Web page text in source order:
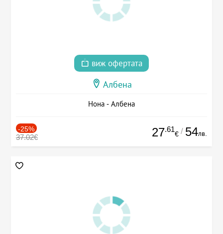
виж офертата
Албена
Нона - Албена
-25%
37.02€ 27.61
€ / 54лв.